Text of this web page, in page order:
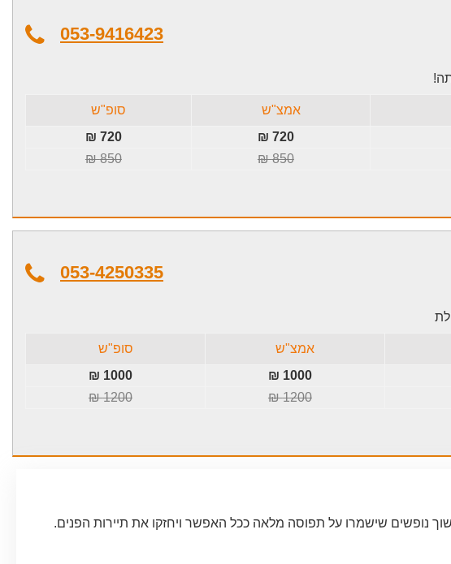
053-9416423
אמצ"ש
סופ"ש
720 ₪
720 ₪
850 ₪
850 ₪
053-4250335
אמצ"ש
סופ"ש
1000 ₪
1000 ₪
1200 ₪
1200 ₪
נופשים שישמרו על תפוסה מלאה ככל האפשר ויחזקו את תיירות הפנים.